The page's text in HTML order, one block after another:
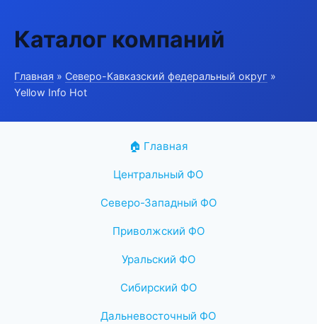
Каталог компаний
Главная » Северо-Кавказский федеральный округ »
Yellow Info Hot
🏠 Главная
Центральный ФО
Северо-Западный ФО
Приволжский ФО
Уральский ФО
Сибирский ФО
Дальневосточный ФО